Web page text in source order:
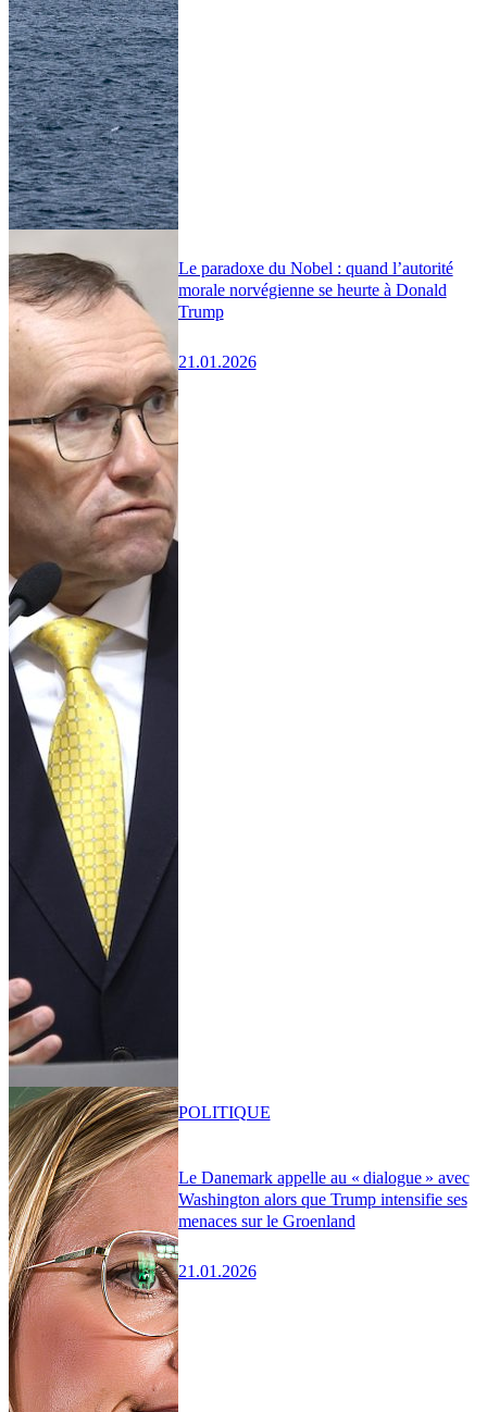
Le paradoxe du Nobel : quand l’autorité
morale norvégienne se heurte à Donald
Trump
21.01.2026
Le Danemark appelle au « dialogue » avec
Washington alors que Trump intensifie ses
menaces sur le Groenland
21.01.2026
POLITIQUE